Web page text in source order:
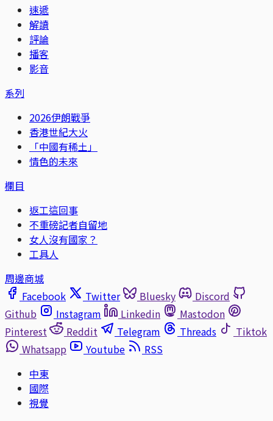
速遞
解讀
評論
播客
影音
系列
2026伊朗戰爭
香港世紀大火
「中國有稀土」
情色的未來
欄目
返工這回事
不重磅記者自留地
女人沒有國家？
工具人
周邊商城
Facebook
Twitter Bluesky
Discord
Github
Instagram Linkedin
Mastodon
Pinterest
Reddit Telegram Threads
Tiktok
Whatsapp
Youtube
RSS
中東
國際
視覺